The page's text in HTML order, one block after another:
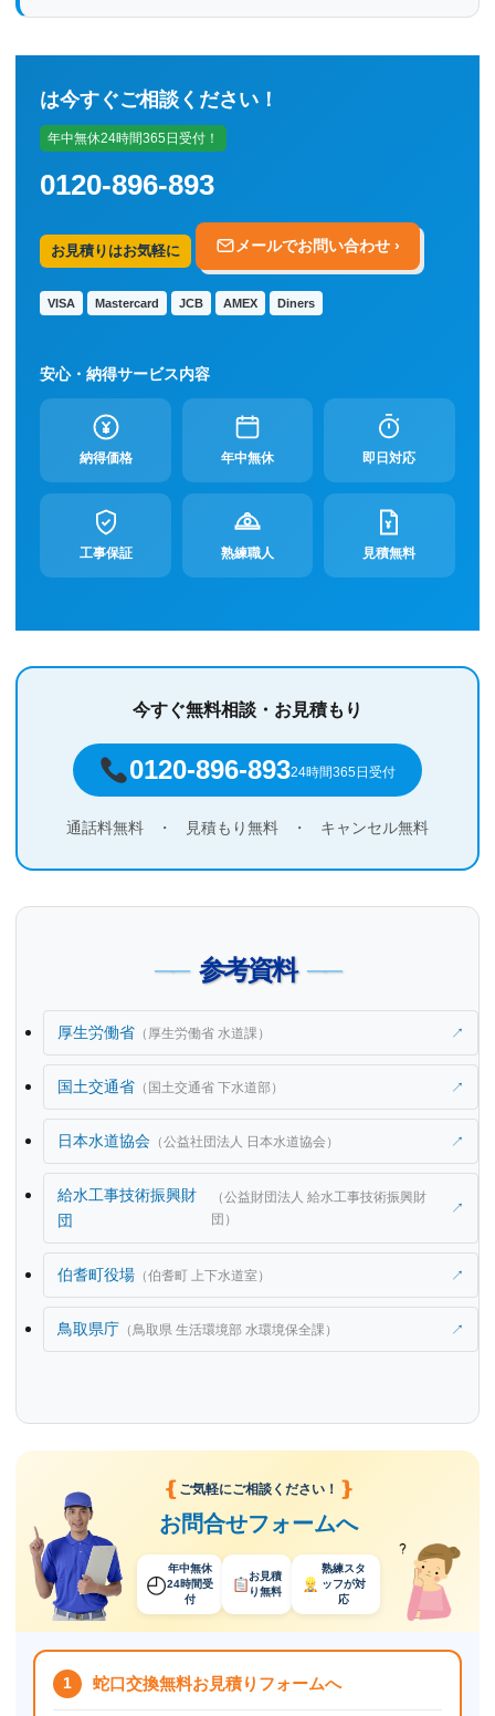
は今すぐご相談ください！
年中無休24時間365日受付！
0120-896-893
お見積りはお気軽に メールでお問い合わせ ›
VISA Mastercard JCB AMEX Diners
安心・納得サービス内容
納得価格 年中無休 即日対応
工事保証 熟練職人 見積無料
今すぐ無料相談・お見積もり
0120-896-89324時間365日受付
通話料無料 ・ 見積もり無料 ・ キャンセル無料
参考資料
厚生労働省 （厚生労働省 水道課） ↗
国土交通省 （国土交通省 下水道部） ↗
日本水道協会 （公益社団法人 日本水道協会） ↗
給水工事技術振興財
団
（公益財団法人 給水工事技術振興財
団）
↗
伯耆町役場 （伯耆町 上下水道室） ↗
鳥取県庁 （鳥取県 生活環境部 水環境保全課） ↗
❴ ご気軽にご相談ください！ ❵
お問合せフォームへ
◴
年中無休
24時間受
付
お見積
り無料
熟練スタ
ッフが対
応
1 蛇口交換無料お見積りフォームへ